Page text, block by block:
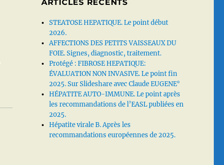
ARTICLES RÉCENTS
STEATOSE HEPATIQUE. Le point début
2026.
AFFECTIONS DES PETITS VAISSEAUX DU
FOIE. Signes, diagnostic, traitement.
Protégé : FIBROSE HEPATIQUE:
ÉVALUATION NON INVASIVE. Le point fin
2025. Sur Slideshare avec Claude EUGENE°
HÉPATITE AUTO-IMMUNE. Le point après
les recommandations de l’EASL publiées en
2025.
Hépatite virale B. Après les
recommandations européennes de 2025.